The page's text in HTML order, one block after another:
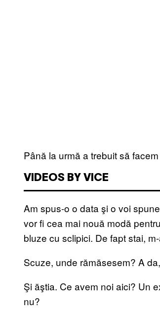
Până la urmă a trebuit să
VIDEOS BY VICE
Am spus-o o data şi o voi
vor fi cea mai nouă modă
bluze cu sclipici. De fapt stai,
Scuze, unde rămăsesem? A
Şi ăştia. Ce avem noi aici? Un
nu?